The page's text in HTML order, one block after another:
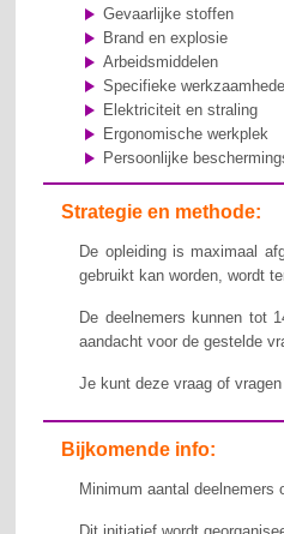
Gevaarlijke stoffen
Brand en explosie
Arbeidsmiddelen
Specifieke
Elektriciteit en straling
Ergonomische werkplek
Persoonlijke
Strategie en methode:
De opleiding is maximaal
gebruikt kan worden, wordt
De deelnemers kunnen tot
aandacht voor de gestelde
Je kunt deze vraag of
Bijkomende info:
Minimum aantal deelnemers